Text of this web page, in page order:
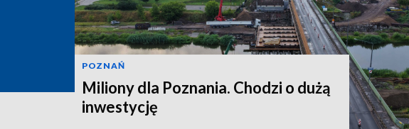
POZNAŃ
Miliony dla Poznania. Chodzi o dużą
inwestycję